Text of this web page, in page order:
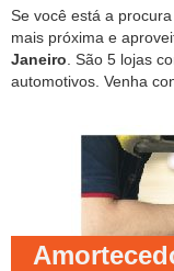
Se você está a
mais próxima e
Janeiro . São 5 lojas
automotivos. Venha